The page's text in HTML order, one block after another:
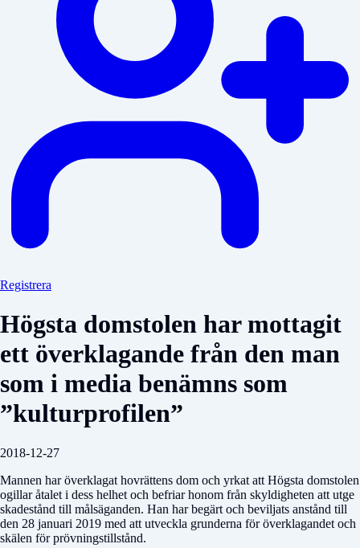
Registrera
Högsta domstolen har mottagit
ett överklagande från den man
som i media benämns som
”kulturprofilen”
2018-12-27
Mannen har överklagat hovrättens dom och yrkat att Högsta domstolen
ogillar åtalet i dess helhet och befriar honom från skyldigheten att utge
skadestånd till målsäganden. Han har begärt och beviljats anstånd till
den 28 januari 2019 med att utveckla grunderna för överklagandet och
skälen för prövningstillstånd.